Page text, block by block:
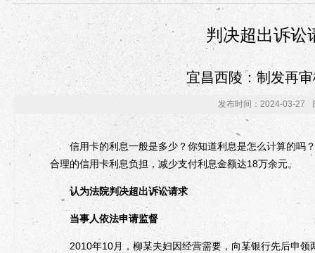
判决超出诉讼
宜昌西陵：制发再
发布时间：2024-03-27
信用卡的利息一般是多少？你知道利息是怎么计算的吗
合理的信用卡利息负担，减少支付利息金额达18万余元。
认为法院判决超出诉讼请求
当事人依法申请监督
2010年10月，柳某夫妇因经营需要，向某银行先后申领